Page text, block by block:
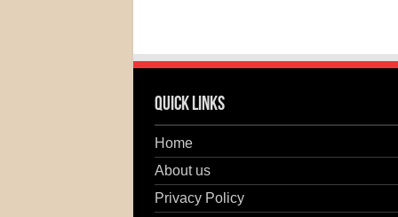
Quick Links
Home
About us
Privacy Policy